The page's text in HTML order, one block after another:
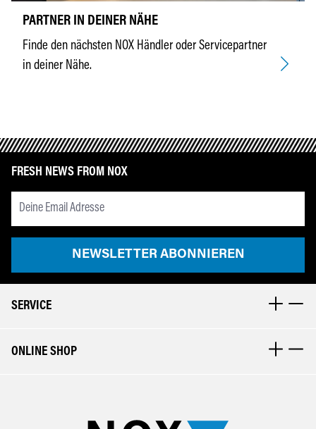
PARTNER IN DEINER NÄHE
Finde den nächsten NOX Händler oder Servicepartner
in deiner Nähe.
FRESH NEWS FROM NOX
Newsletter Email Adresse
NEWSLETTER ABONNIEREN
SERVICE
ONLINE SHOP